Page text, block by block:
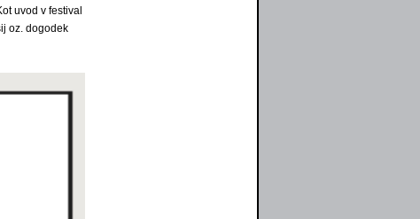
uvod v festival
oz. dogodek